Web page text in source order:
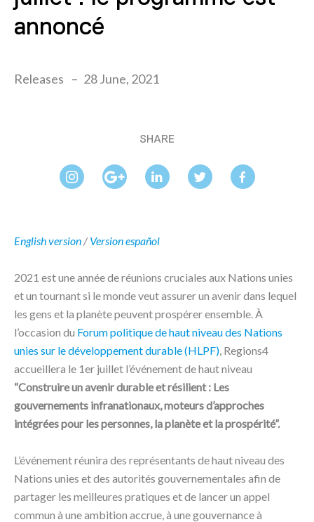
annoncé
Releases 28 June, 2021
SHARE
English version/Version español
2021 est une année de réunions cruciales aux Nations unies
et un tournant si le monde veut assurer un avenir dans lequel
les gens et la planète peuvent prospérer ensemble. À
l’occasion du Forum politique de haut niveau des Nations
unies sur le développement durable (HLPF), Regions4
accueillera le 1er juillet l’événement de haut niveau
“Construire un avenir durable et résilient : Les
gouvernements infranationaux, moteurs d’approches
intégrées pour les personnes, la planète et la prospérité”.
L’événement réunira des représentants de haut niveau des
Nations unies et des autorités gouvernementales afin de
partager les meilleures pratiques et de lancer un appel
commun à une ambition accrue, à une gouvernance à